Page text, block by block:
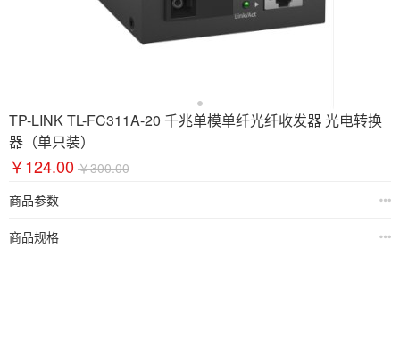
TP-LINK TL-FC311A-20 千兆单模单纤光纤收发器 光电转换
器（单只装）
￥124.00 ￥300.00
商品参数
商品规格